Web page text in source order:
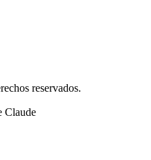
reservados.
Claude